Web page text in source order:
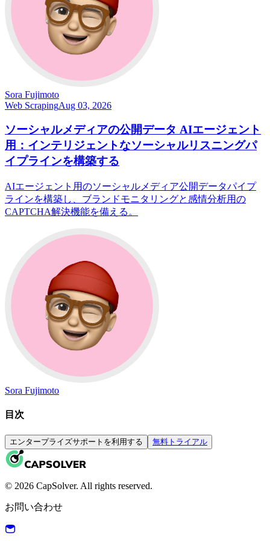
Sora Fujimoto
Web ScrapingAug 03, 2026
ソーシャルメディアの公開データ AIエージェント
用：インテリジェントなソーシャルリスニングパ
イプラインを構築する
AIエージェント用のソーシャルメディア公開データパイプ
ラインを構築し、ブランドモニタリングと感情分析用の
CAPTCHA解決機能を備える。
Sora Fujimoto
目次
エンタープライズサポートを利用する 無料トライアル
© 2026 CapSolver. All rights reserved.
お問い合わせ